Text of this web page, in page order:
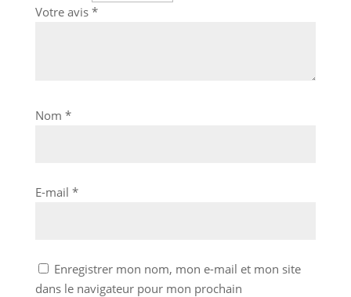
Votre avis *
Nom *
E-mail *
Enregistrer mon nom, mon e-mail et mon site
dans le navigateur pour mon prochain